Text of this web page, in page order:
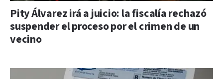
Pity Álvarez irá a juicio: la fiscalía rechazó
suspender el proceso por el crimen de un
vecino